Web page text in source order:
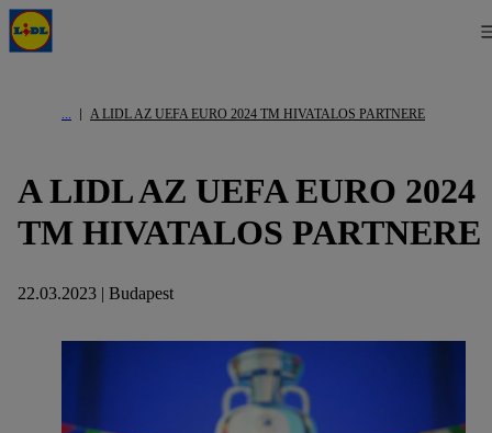
A LIDL AZ UEFA EURO 2024 TM HIVATALOS PARTNERE
A LIDL AZ UEFA EURO 2024
TM HIVATALOS PARTNERE
22.03.2023 | Budapest